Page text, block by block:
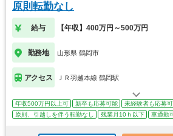
原則転勤なし
給与 【年収】400万円～500万円
勤務地 山形県 鶴岡市
アクセス ＪＲ羽越本線 鶴岡駅
年収500万円以上可 新卒も応募可能
未経験者も応募
原則、引越しを伴う転勤なし
残業月10ｈ以下 車通勤